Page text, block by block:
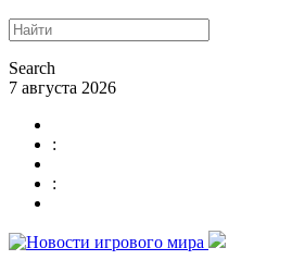
Search
7 августа 2026
:
: